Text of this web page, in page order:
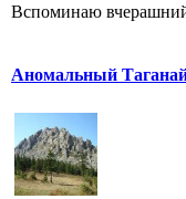
Вспоминаю вчерашний
Аномальный